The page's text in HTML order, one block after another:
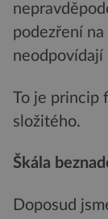
podezření
neodpovídají
To je princip
složitého.
Škála
Doposud